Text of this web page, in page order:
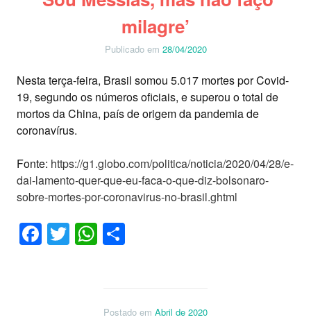
milagre’
Publicado em 28/04/2020
Nesta terça-feira, Brasil somou 5.017 mortes por Covid-
19, segundo os números oficiais, e superou o total de
mortos da China, país de origem da pandemia de
coronavírus.
Fonte: https://g1.globo.com/politica/noticia/2020/04/28/e-
dai-lamento-quer-que-eu-faca-o-que-diz-bolsonaro-
sobre-mortes-por-coronavirus-no-brasil.ghtml
Facebook
TwitterWhatsApp
Postado em Abril de 2020